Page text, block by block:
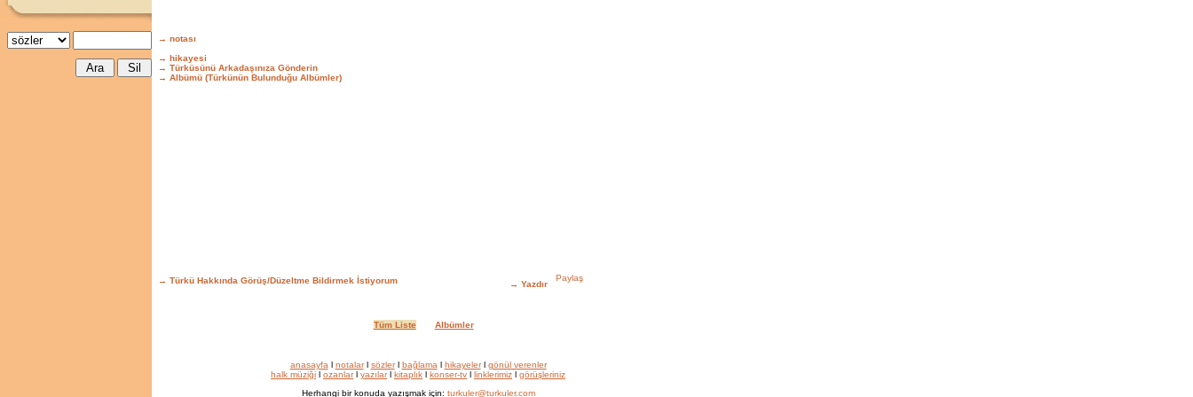
→ notası
→ hikayesi
→ Türküsünü Arkadaşınıza Gönderin
→ Albümü (Türkünün Bulunduğu Albümler)
→ Türkü Hakkında Görüş/Düzeltme Bildirmek İstiyorum → Yazdır
Tüm Liste Albümler
anasayfa l notalarl sözlerl bağlama l hikayelerl gönül verenler
halk müziği l ozanlarl yazılarl kitaplık l konser-tv l linklerimiz l görüşleriniz
Herhangi bir konuda yazışmak için: turkuler@turkuler.com